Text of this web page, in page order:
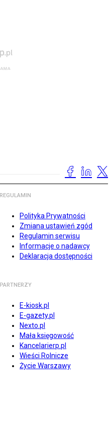
REGULAMIN
Polityka Prywatności
Zmiana ustawień zgód
Regulamin serwisu
Informacje o nadawcy
Deklaracja dostępności
PARTNERZY
E-kiosk.pl
E-gazety.pl
Nexto.pl
Mała księgowość
Kancelarierp.pl
Wieści Rolnicze
Życie Warszawy